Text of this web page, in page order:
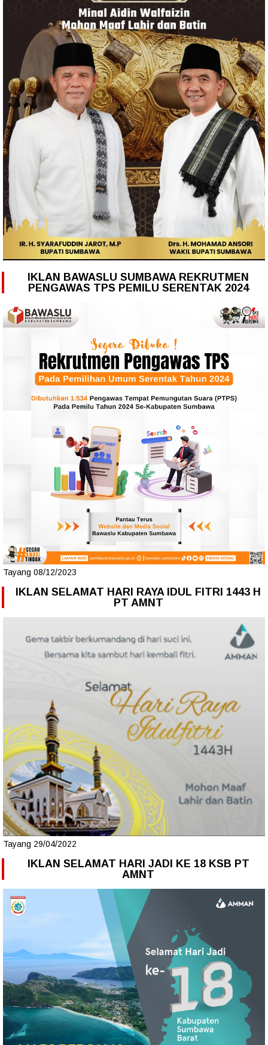
IKLAN BAWASLU SUMBAWA REKRUTMEN
PENGAWAS TPS PEMILU SERENTAK 2024
Tayang 08/12/2023
IKLAN SELAMAT HARI RAYA IDUL FITRI 1443 H
PT AMNT
Tayang 29/04/2022
IKLAN SELAMAT HARI JADI KE 18 KSB PT
AMNT